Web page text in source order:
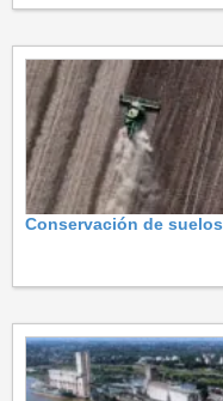
Conservación de